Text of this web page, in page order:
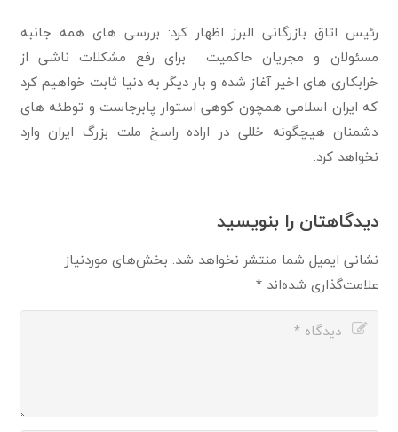
رئیس اتاق بازرگانی البرز اظهار کرد: بررسی های همه جانبه
مسئولان و مجریان حاکمیت برای رفع مشکلات ناشی از
خرابکاری های اخیر آغاز شده و بار دیگر به دنیا ثابت خواهیم کرد
که ایران اسلامی همچون کوهی استوار پابرجاست و توطئه های
دشمنان هیچگونه خللی در اراده راسخ ملت بزرگ ایران وارد
نخواهد کرد.
دیدگاهتان را بنویسید
نشانی ایمیل شما منتشر نخواهد شد. بخش‌های موردنیاز
علامت‌گذاری شده‌اند*